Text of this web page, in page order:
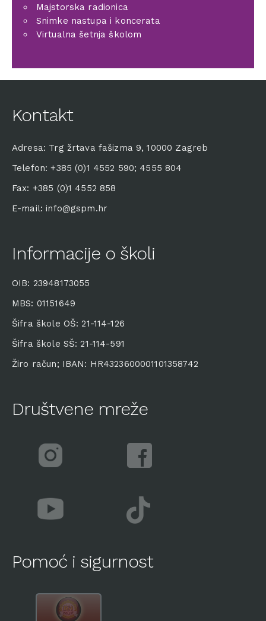
Majstorska radionica
Snimke nastupa i koncerata
Virtualna šetnja školom
Kontakt
Adresa: Trg žrtava fašizma 9, 10000 Zagreb
Telefon: +385 (0)1 4552 590; 4555 804
Fax: +385 (0)1 4552 858
E-mail: info@gspm.hr
Informacije o školi
OIB: 23948173055
MBS: 01151649
Šifra škole OŠ: 21-114-126
Šifra škole SŠ: 21-114-591
Žiro račun; IBAN: HR4323600001101358742
Društvene mreže
Pomoć i sigurnost